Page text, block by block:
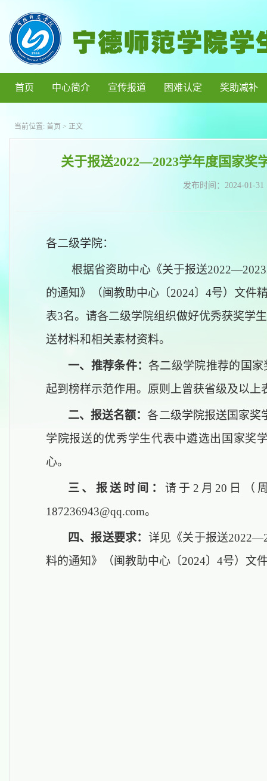
首页 中心简介 宣传报道 困难认定 奖助减补
当前位置: 首页 > 正文
关于报送2022—2023学年度国家奖
发布时间：2024-01-31
各二级学院：
根据省资助中心《关于报送2022—2023
的通知》（闽教助中心〔2024〕 4号）文件
表3名。请各二级学院组织做好优秀获奖学生
送材料和相关素材资料。
一、推荐条件：各二级学院推荐的 国
起到榜样示范作用。原则上曾获省级及以上
二、报送名额：各二级学院报送国家奖
学院报送的优秀学生代表中遴选出国家奖
心。
三、报送时间： 请于 2月20日（
187236943@qq.com。
四、报送要求： 详见《关于报送2022
料的通知》（闽教助中心〔2024〕4号）文